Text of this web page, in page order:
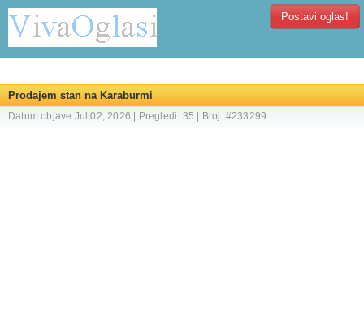
Postavi oglas!
Prodajem stan na Karaburmi
Datum objave Jul 02, 2026 | Pregledi: 35 | Broj: #233299